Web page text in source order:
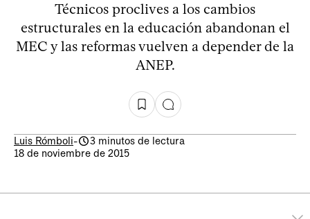
Técnicos proclives a los cambios
estructurales en la educación abandonan el
MEC y las reformas vuelven a depender de la
ANEP.
Luis Rómboli-
3 minutos de lectura
18 de noviembre de 2015